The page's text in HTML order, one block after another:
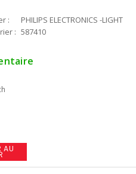
:
PHILIPS ELECTRONICS -LIGHT
: 587410
AU